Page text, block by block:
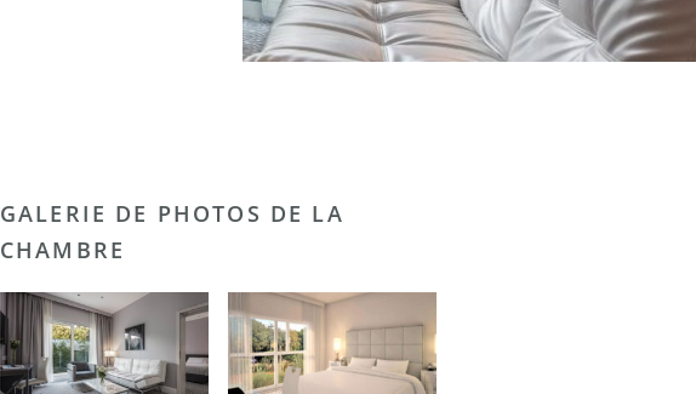
GALERIE DE PHOTOS DE LA
CHAMBRE